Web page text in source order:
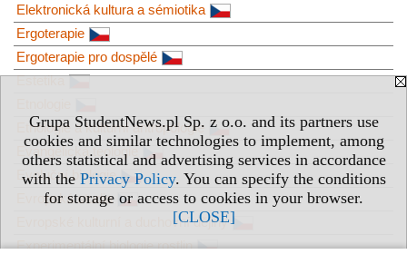
Grupa StudentNews.pl Sp. z o.o. and its partners use
cookies and similar technologies to implement, among
others statistical and advertising services in accordance
with the Privacy Policy. You can specify the conditions
for storage or access to cookies in your browser.
[CLOSE]
Elektronická kultura a sémiotika
Ergoterapie
Ergoterapie pro dospělé
Estetika
Etnologie a kulturní antropologie
Evangelická teologie
Evoluční biologie
Evropská studia
Evropské kulturní a duchovní dějiny
Experimentální biologie rostlin